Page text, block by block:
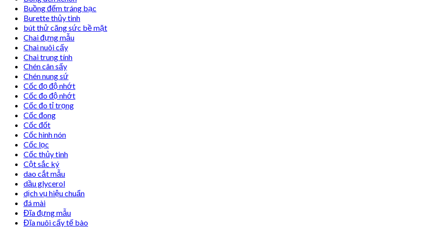
Buồng đếm tráng bạc
Burette thủy tinh
bút thử căng sức bề mặt
Chai đựng mẫu
Chai nuôi cấy
Chai trung tính
Chén cân sấy
Chén nung sứ
Cốc đọ độ nhớt
Cốc đo độ nhớt
Cốc đo tỉ trọng
Cốc đong
Cốc đốt
Cốc hình nón
Cốc lọc
Cốc thủy tinh
Cột sắc ký
dao cắt mẫu
dầu glycerol
dịch vụ hiệu chuẩn
đá mài
Đĩa đựng mẫu
Đĩa nuôi cấy tế bào